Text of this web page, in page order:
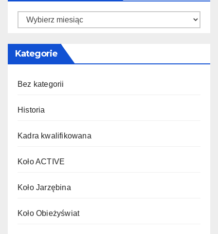
Archiwum
Kategorie
Bez kategorii
Historia
Kadra kwalifikowana
Koło ACTIVE
Koło Jarzębina
Koło Obieżyświat